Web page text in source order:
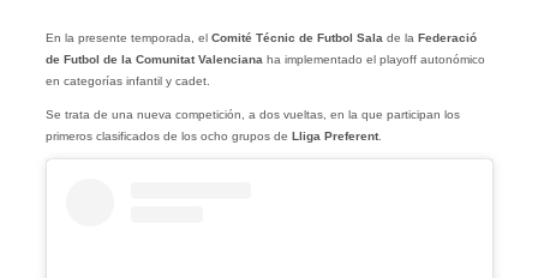
En la presente temporada, el Comité Técnic de Futbol Salade la Federació
de Futbol de la Comunitat Valencianaha implementado el playoff autonómico
en categorías infantil y cadet.
Se trata de una nueva competición, a dos vueltas, en la que participan los
primeros clasificados de los ocho grupos de Lliga Preferent.